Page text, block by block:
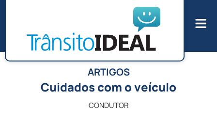
ARTIGOS
Cuidados com o veículo
CONDUTOR